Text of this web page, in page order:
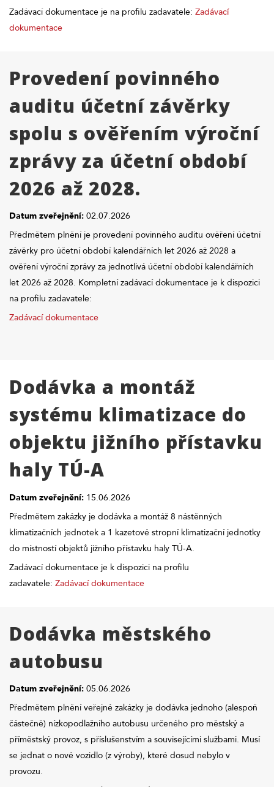
Zadávací dokumentace je na profilu zadavatele: Zadávací
dokumentace
Provedení povinného
auditu účetní závěrky
spolu s ověřením výroční
zprávy za účetní období
2026 až 2028.
Datum zveřejnění: 02.07.2026
Předmětem plnění je provedení povinného auditu ověření účetní
závěrky pro účetní období kalendářních let 2026 až 2028 a
ověření výroční zprávy za jednotlivá účetní období kalendářních
let 2026 až 2028. Kompletní zadávací dokumentace je k dispozici
na profilu zadavatele:
Zadávací dokumentace
Dodávka a montáž
systému klimatizace do
objektu jižního přístavku
haly TÚ-A
Datum zveřejnění: 15.06.2026
Předmětem zakázky je dodávka a montáž 8 nástěnných
klimatizačních jednotek a 1 kazetové stropní klimatizační jednotky
do místností objektů jižního přístavku haly TÚ-A.
Zadávací dokumentace je k dispozici na profilu
zadavatele: Zadávací dokumentace
Dodávka městského
autobusu
Datum zveřejnění: 05.06.2026
Předmětem plnění veřejné zakázky je dodávka jednoho (alespoň
částečně) nízkopodlažního autobusu určeného pro městský a
příměstský provoz, s příslušenstvím a souvisejícími službami. Musí
se jednat o nové vozidlo (z výroby), které dosud nebylo v
provozu.